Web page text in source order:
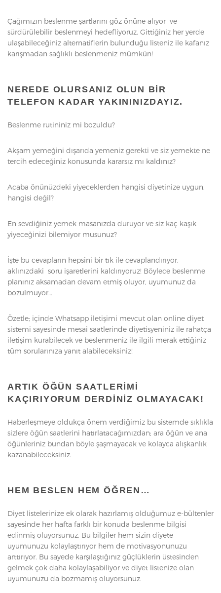
Çağımızın beslenme şartlarını göz önüne alıyor ve
sürdürülebilir beslenmeyi hedefliyoruz. Gittiğiniz her yerde
ulaşabileceğiniz alternatiflerin bulunduğu listeniz ile kafanız
karışmadan sağlıklı beslenmeniz mümkün!
NEREDE OLURSANIZ OLUN BIR
TELEFON KADAR YAKININIZDAYIZ.
Beslenme rutininiz mi bozuldu?
Akşam yemeğini dışarıda yemeniz gerekti ve siz yemekte ne
tercih edeceğiniz konusunda kararsız mı kaldınız?
Acaba önünüzdeki yiyeceklerden hangisi diyetinize uygun,
hangisi değil?
En sevdiğiniz yemek masanızda duruyor ve siz kaç kaşık
yiyeceğinizi bilemiyor musunuz?
İşte bu cevapların hepsini bir tık ile cevaplandırıyor,
aklınızdaki soru işaretlerini kaldırıyoruz! Böylece beslenme
planınız aksamadan devam etmiş oluyor, uyumunuz da
bozulmuyor…
Özetle; içinde Whatsapp iletişimi mevcut olan online diyet
sistemi sayesinde mesai saatlerinde diyetisyeniniz ile rahatça
iletişim kurabilecek ve beslenmeniz ile ilgili merak ettiğiniz
tüm sorularınıza yanıt alabileceksiniz!
ARTIK ÖĞÜN SAATLERIMI
KAÇIRIYORUM DERDINIZ OLMAYACAK!
Haberleşmeye oldukça önem verdiğimiz bu sistemde sıklıkla
sizlere öğün saatlerini hatırlatacağımızdan; ara öğün ve ana
öğünleriniz bundan böyle şaşmayacak ve kolayca alışkanlık
kazanabileceksiniz.
HEM BESLEN HEM ÖĞREN…
Diyet listelerinize ek olarak hazırlamış olduğumuz e-bültenler
sayesinde her hafta farklı bir konuda beslenme bilgisi
edinmiş oluyorsunuz. Bu bilgiler hem sizin diyete
uyumunuzu kolaylaştırıyor hem de motivasyonunuzu
arttırıyor. Bu sayede karşılaştığınız güçlüklerin üstesinden
gelmek çok daha kolaylaşabiliyor ve diyet listenize olan
uyumunuzu da bozmamış oluyorsunuz.